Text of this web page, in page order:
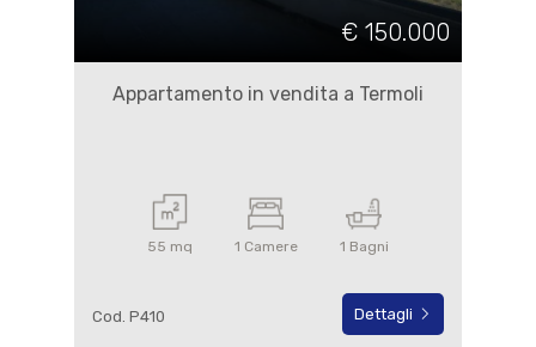
€ 150.000
Appartamento in vendita a Termoli
55 mq 1 Camere 1 Bagni
Cod. P410 Dettagli